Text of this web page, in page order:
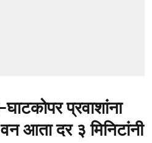
प्रवाशांना
वन आता दर ३ मिनिटांनी